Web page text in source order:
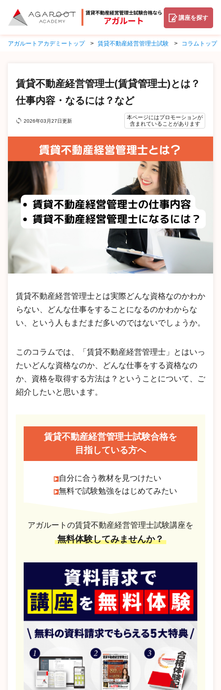
講座を探す
アガルートアカデミートップ 賃貸不動産経営管理士試験 コラムトップ
賃貸不動産経営管理士(賃貸管理士)とは？
仕事内容・なるには？など
2026年03月27日更新
本ページにはプロモーションが
含まれていることがあります
賃貸不動産経営管理士とは実際どんな資格なのかわか
らない、どんな仕事をすることになるのかわからな
い、という人もまだまだ多いのではないでしょうか。
このコラムでは、「賃貸不動産経営管理士」とはいっ
たいどんな資格なのか、どんな仕事をする資格なの
か、資格を取得する方法は？ということについて、ご
紹介したいと思います。
賃貸不動産経営管理士試験合格を
目指している方へ
自分に合う教材を見つけたい
無料で試験勉強をはじめてみたい
アガルートの賃貸不動産経営管理士試験講座を
無料体験してみませんか？